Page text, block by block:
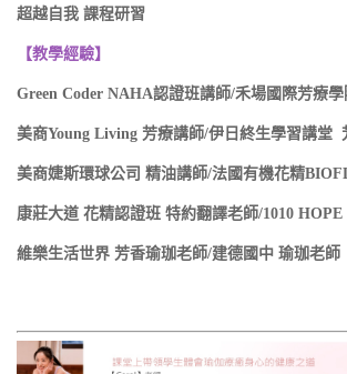
超越自我 課程研習
【教學經驗】
Green Coder NAHA認證班講師/禾場國際芳療
美商Young Living 芳療講師/伊日終生學習講堂
美商婕斯環球公司 精油講師/法國有機花精
康莊大道 花精認證班 特約翻譯老師/1010
維樂生活世界 芳香瑜珈老師/建德國中 瑜珈老師